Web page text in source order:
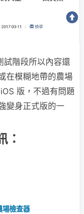
試階段所以內容還
在模糊地帶的農場
版，不過有問題
變身正式版的一
：
場檢查器